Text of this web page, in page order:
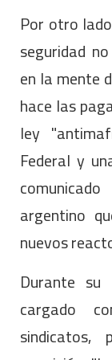
Por otro
seguridad
en la mente
hace las
ley
Federal y
argentino
nuevos
Durante
cargado